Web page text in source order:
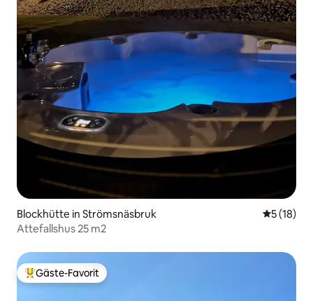
Blockhütte in Strömsnäsbruk
5 (18)
Attefallshus 25 m2
Beliebter Gäste-Favorit.
Gäste-Favorit